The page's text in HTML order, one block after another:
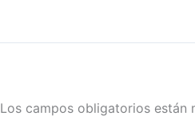
Los campos obligatorios están